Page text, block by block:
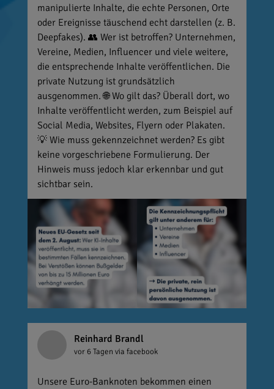
manipulierte Inhalte, die echte Personen, Orte
oder Ereignisse täuschend echt darstellen (z. B.
Deepfakes). 👥 Wer ist betroffen? Unternehmen,
Vereine, Medien, Influencer und viele weitere,
die entsprechende Inhalte veröffentlichen. Die
private Nutzung ist grundsätzlich
ausgenommen. 🌐 Wo gilt das? Überall dort, wo
Inhalte veröffentlicht werden, zum Beispiel auf
Social Media, Websites, Flyern oder Plakaten.
💡 Wie muss gekennzeichnet werden? Es gibt
keine vorgeschriebene Formulierung. Der
Hinweis muss jedoch klar erkennbar und gut
sichtbar sein.
Reinhard Brandl
vor 6 Tagen via facebook
Unsere Euro-Banknoten bekommen einen